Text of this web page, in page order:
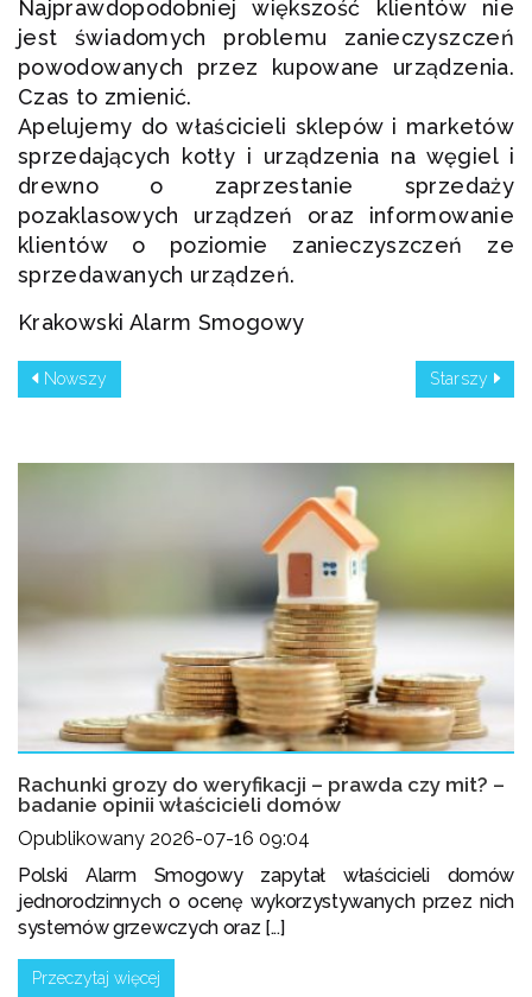
Najprawdopodobniej większość klientów nie
jest świadomych problemu zanieczyszczeń
powodowanych przez kupowane urządzenia.
Czas to zmienić.
Apelujemy do właścicieli sklepów i marketów
sprzedających kotły i urządzenia na węgiel i
drewno o zaprzestanie sprzedaży
pozaklasowych urządzeń oraz informowanie
klientów o poziomie zanieczyszczeń ze
sprzedawanych urządzeń.
Krakowski Alarm Smogowy
Nowszy Starszy
Rachunki grozy do weryfikacji – prawda czy mit? –
badanie opinii właścicieli domów
Opublikowany 2026-07-16 09:04
Polski Alarm Smogowy zapytał właścicieli domów
jednorodzinnych o ocenę wykorzystywanych przez nich
systemów grzewczych oraz [...]
Przeczytaj więcej